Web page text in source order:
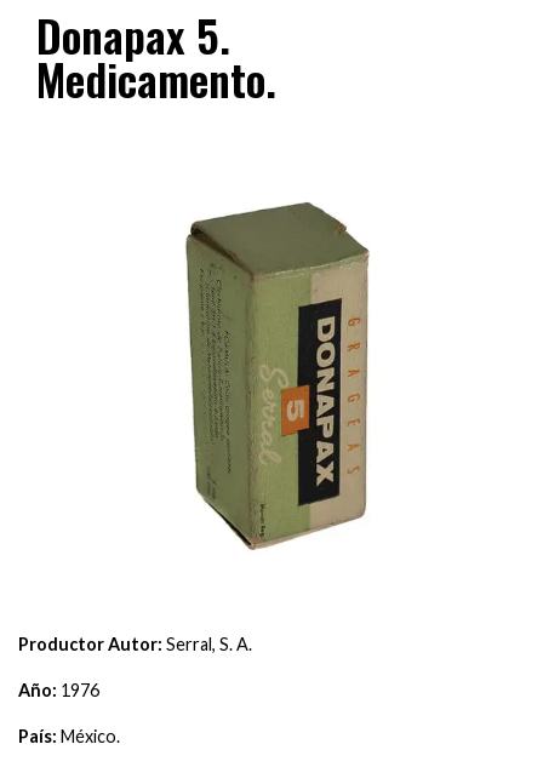
Donapax 5.
Medicamento.
Productor Autor: Serral, S. A.
Año: 1976
País: México.